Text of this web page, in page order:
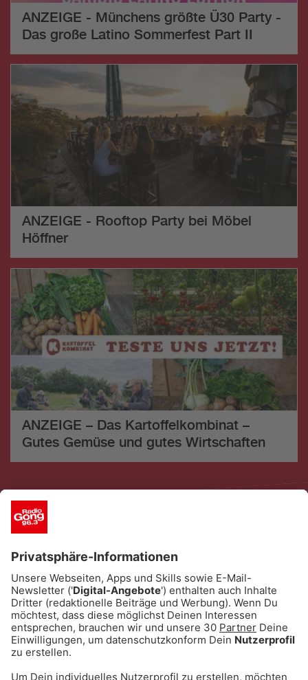
ANZEIGE - Münchens größte Ü30 Party -
Das große Latino Sommerfest Part II
ANZEIGE - Rooftop Party bei Möbel
Höffner
ANZEIGE – Das Kartoffelkombinat –
Gutes Gemüse und gutes Wirtschaften